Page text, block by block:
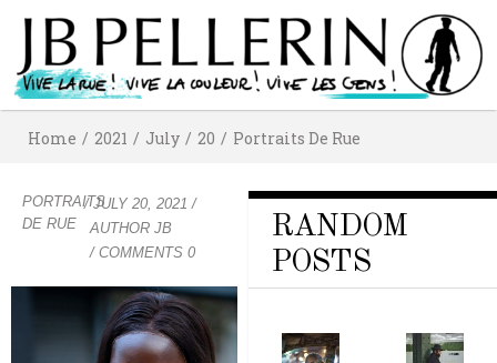
Home / 2021 / July / 20 / Portraits De Rue
PORTRAITS
DE RUE
/JULY 20, 2021 /
AUTHORJB
/ COMMENTS 0
RANDOM
POSTS